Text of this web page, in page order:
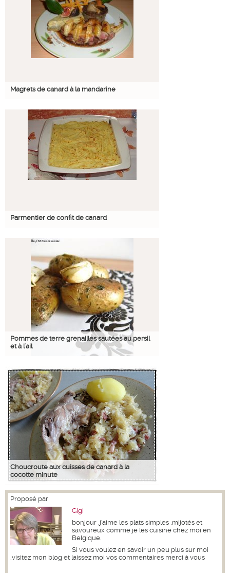
Magrets de canard à la mandarine
Parmentier de confit de canard
Pommes de terre grenailles sautées au persil
et à l'ail
Choucroute aux cuisses de canard à la
cocotte minute
Proposé par
Gigi
bonjour ,j'aime les plats simples ,mijotés et
savoureux comme je les cuisine chez moi en
Belgique.
Si vous voulez en savoir un peu plus sur moi
,visitez mon blog et laissez moi vos commentaires merci à vous